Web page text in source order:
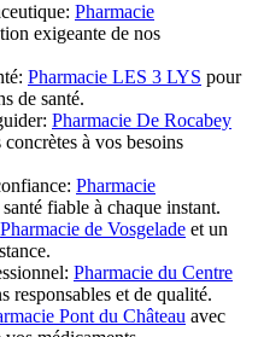
Pharmacie
exigeante de nos
Pharmacie LES 3 LYS pour
de santé.
Pharmacie De Rocabey
à vos besoins
Pharmacie
fiable à chaque instant.
Pharmacie de Vosgelade et un
Pharmacie du Centre
responsables et de qualité.
Pont du Château avec